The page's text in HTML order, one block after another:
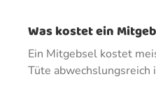
Was kostet ein
Ein Mitgebsel kostet
Tüte abwechslungsreich